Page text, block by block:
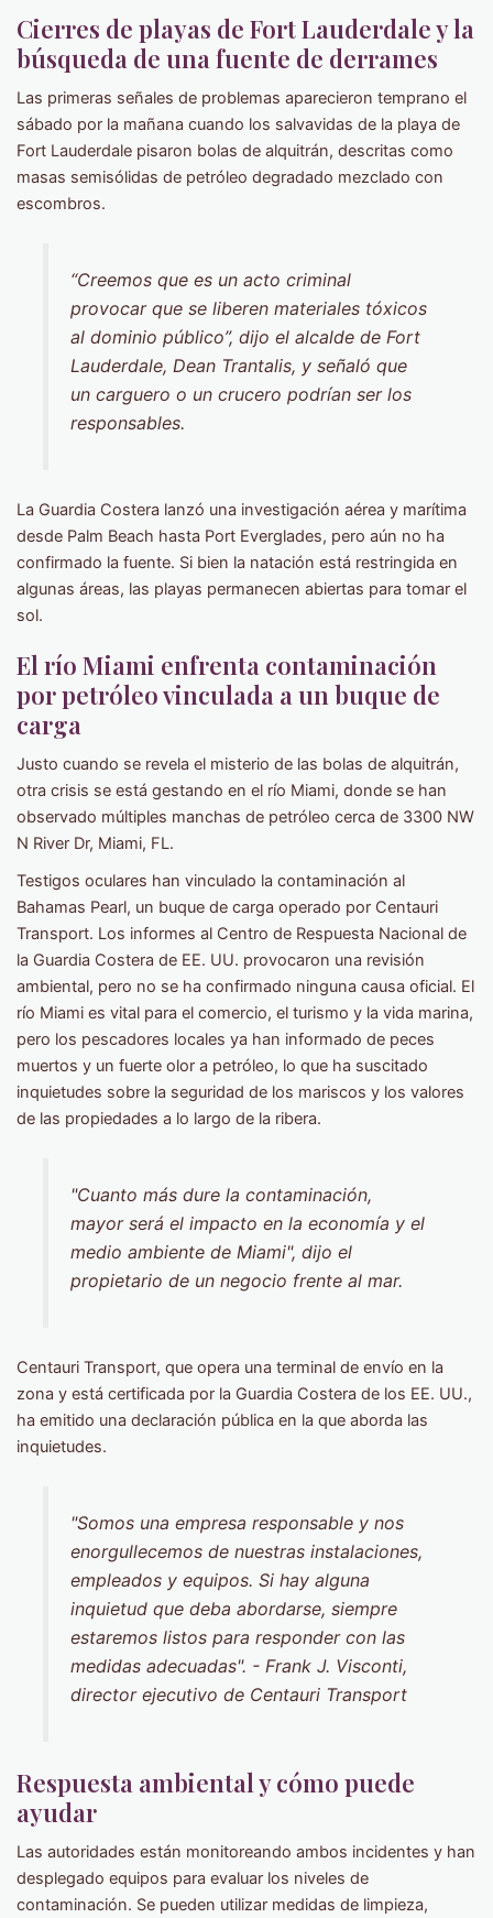
Cierres de playas de Fort Lauderdale y la
búsqueda de una fuente de derrames
Las primeras señales de problemas aparecieron temprano el
sábado por la mañana cuando los salvavidas de la playa de
Fort Lauderdale pisaron bolas de alquitrán, descritas como
masas semisólidas de petróleo degradado mezclado con
escombros.
“Creemos que es un acto criminal
provocar que se liberen materiales tóxicos
al dominio público”, dijo el alcalde de Fort
Lauderdale, Dean Trantalis, y señaló que
un carguero o un crucero podrían ser los
responsables.
La Guardia Costera lanzó una investigación aérea y marítima
desde Palm Beach hasta Port Everglades, pero aún no ha
confirmado la fuente. Si bien la natación está restringida en
algunas áreas, las playas permanecen abiertas para tomar el
sol.
El río Miami enfrenta contaminación
por petróleo vinculada a un buque de
carga
Justo cuando se revela el misterio de las bolas de alquitrán,
otra crisis se está gestando en el río Miami, donde se han
observado múltiples manchas de petróleo cerca de 3300 NW
N River Dr, Miami, FL.
Testigos oculares han vinculado la contaminación al
Bahamas Pearl, un buque de carga operado por Centauri
Transport. Los informes al Centro de Respuesta Nacional de
la Guardia Costera de EE. UU. provocaron una revisión
ambiental, pero no se ha confirmado ninguna causa oficial. El
río Miami es vital para el comercio, el turismo y la vida marina,
pero los pescadores locales ya han informado de peces
muertos y un fuerte olor a petróleo, lo que ha suscitado
inquietudes sobre la seguridad de los mariscos y los valores
de las propiedades a lo largo de la ribera.
"Cuanto más dure la contaminación,
mayor será el impacto en la economía y el
medio ambiente de Miami", dijo el
propietario de un negocio frente al mar.
Centauri Transport, que opera una terminal de envío en la
zona y está certificada por la Guardia Costera de los EE. UU.,
ha emitido una declaración pública en la que aborda las
inquietudes.
"Somos una empresa responsable y nos
enorgullecemos de nuestras instalaciones,
empleados y equipos. Si hay alguna
inquietud que deba abordarse, siempre
estaremos listos para responder con las
medidas adecuadas". - Frank J. Visconti,
director ejecutivo de Centauri Transport
Respuesta ambiental y cómo puede
ayudar
Las autoridades están monitoreando ambos incidentes y han
desplegado equipos para evaluar los niveles de
contaminación. Se pueden utilizar medidas de limpieza,